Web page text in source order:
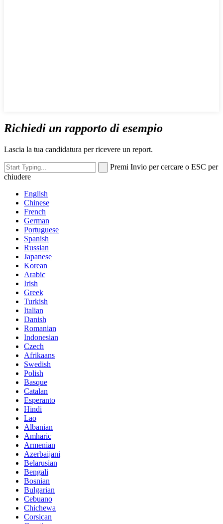
Richiedi un rapporto di esempio
Lascia la tua candidatura per ricevere un report.
Premi Invio per cercare o ESC per
chiudere
English
Chinese
French
German
Portuguese
Spanish
Russian
Japanese
Korean
Arabic
Irish
Greek
Turkish
Italian
Danish
Romanian
Indonesian
Czech
Afrikaans
Swedish
Polish
Basque
Catalan
Esperanto
Hindi
Lao
Albanian
Amharic
Armenian
Azerbaijani
Belarusian
Bengali
Bosnian
Bulgarian
Cebuano
Chichewa
Corsican